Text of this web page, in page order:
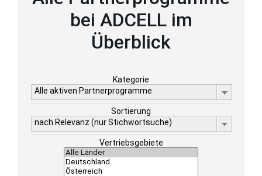
bei ADCELL im
Überblick
Kategorie
Alle aktiven Partnerprogramme
Sortierung
nach Relevanz (nur Stichwortsuche)
Vertriebsgebiete